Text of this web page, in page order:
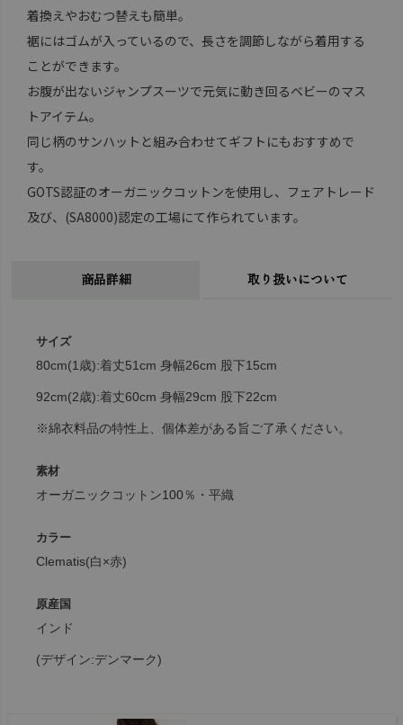
着換えやおむつ替えも簡単。
裾にはゴムが入っているので、長さを調節しながら着用する
ことができます。
お腹が出ないジャンプスーツで元気に動き回るベビーのマス
トアイテム。
同じ柄のサンハットと組み合わせてギフトにもおすすめで
す。
GOTS認証のオーガニックコットンを使用し、フェアトレード
及び、(SA8000)認定の工場にて作られています。
商品詳細 取り扱いについて
サイズ
80cm(1歳):着丈51cm 身幅26cm 股下15cm
92cm(2歳):着丈60cm 身幅29cm 股下22cm
※綿衣料品の特性上、個体差がある旨ご了承ください。
素材
オーガニックコットン100％・平織
カラー
Clematis(白×赤)
原産国
インド
(デザイン:デンマーク)